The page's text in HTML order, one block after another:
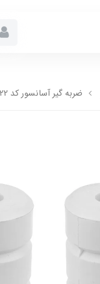
ضربه گیر آسانسور کد 222 آل سن بسته دو عددی